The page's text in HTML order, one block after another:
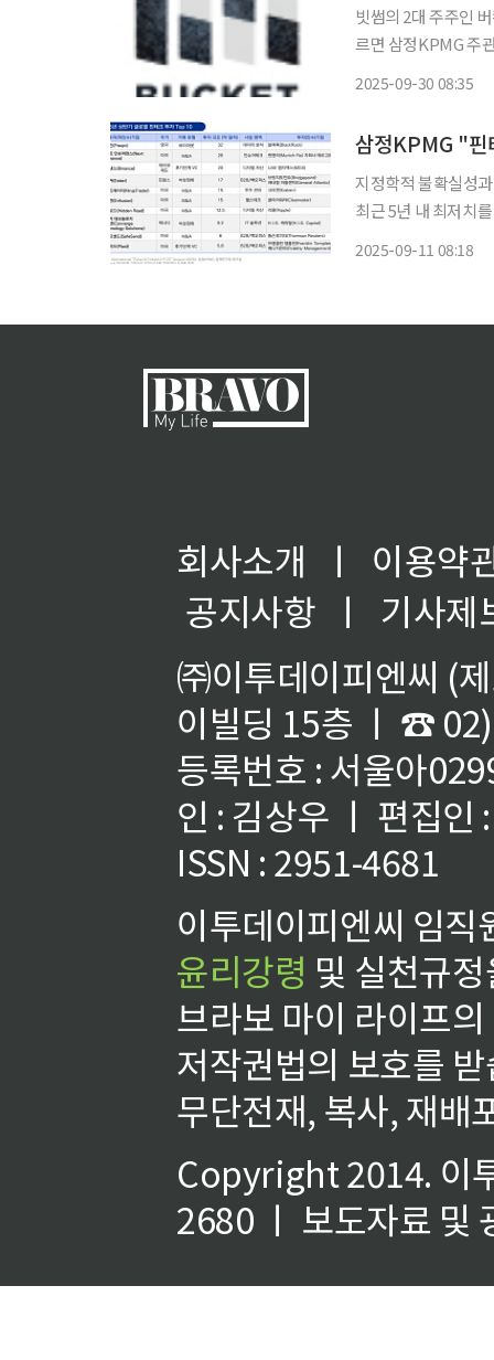
빗썸의 2대 주주인 버킷스튜
르면 삼정KPMG 주
2025-09-30 08:35
삼정KPMG "핀
지정학적 불확실성
최근 5년 내 최저치
2025-09-11 08:18
회사소개 ㅣ
이용약
공지사항
ㅣ
기사제
㈜이투데이피엔씨 (
이빌딩 15층 ㅣ ☎
등록번호 : 서울아
인 : 김상우 ㅣ 편집인
ISSN : 2951-4681
이투데이피엔씨 임
윤리강령 및 실천규
브라보 마이 라이프
저작권법의 보호를
무단전재, 복사, 재배
Copyright 2014. 이
2680 ㅣ 보도자료